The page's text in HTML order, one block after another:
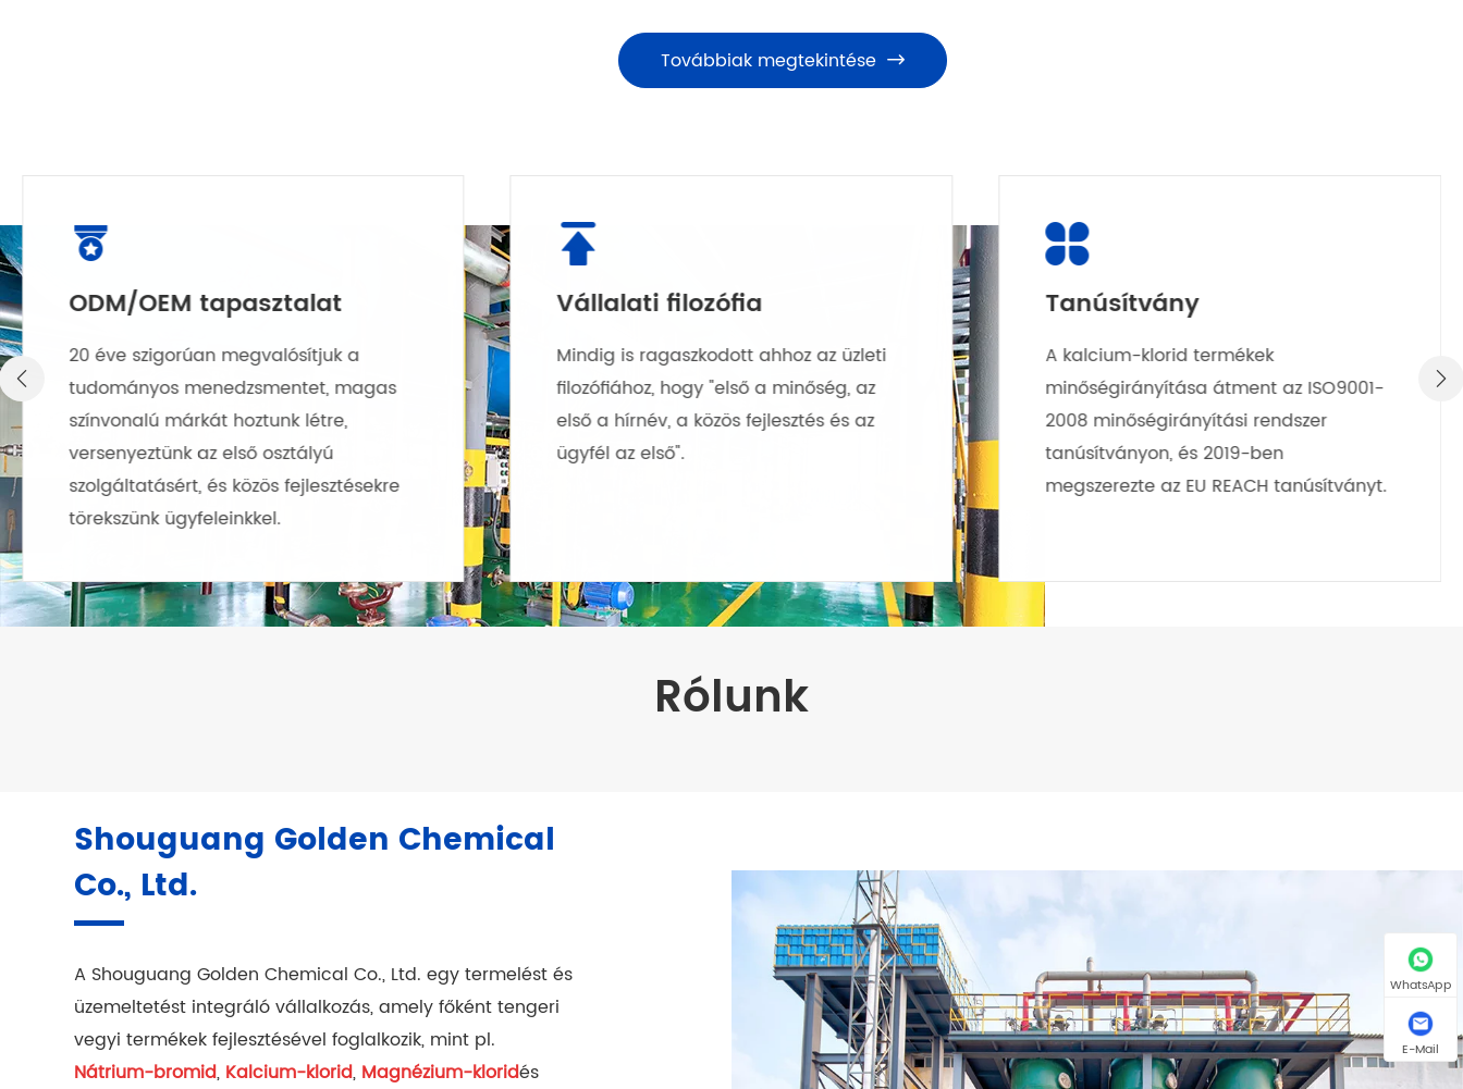
Továbbiak megtekintése 

Vállalati filozófia
Mindig is ragaszkodott ahhoz az üzleti
filozófiához, hogy "első a minőség, az
első a hírnév, a közös fejlesztés és az
ügyfél az első".

Tanúsítvány
A kalcium-klorid termékek
minőségirányítása átment az ISO9001-
2008 minőségirányítási rendszer
tanúsítványon, és 2019-ben

Egyedi tervezés
OEM rendelés: az alkatrészek teljesen
az Ön specifikációi alapján készíthetők.
 
Rólunk
Nátrium-bromid Kalcium-klorid Magnézium-klorid
Shouguang Golden Chemical
Co., Ltd.
A Shouguang Golden Chemical Co., Ltd. egy termelést és
üzemeltetést integráló vállalkozás, amely főként tengeri
vegyi termékek fejlesztésével foglalkozik, mint pl.
Nátrium-bromid, Kalcium-klorid, Magnézium-kloridés
Nátrium-bromid Kalcium-klorid Magnézium-klorid
WhatsApp
E-Mail